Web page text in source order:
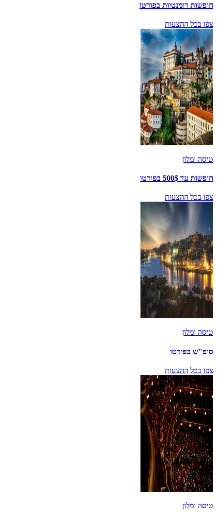
חופשות רומנטיות בפורטו
צפו בכל ההצעות
טיסה ומלון
חופשות עד 500$ בפורטו
צפו בכל ההצעות
טיסה ומלון
סופ"ש בפורטו
צפו בכל ההצעות
טיסה ומלון